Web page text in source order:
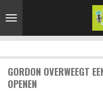
direct
naar
GORDON OVERWEEGT
OPENEN